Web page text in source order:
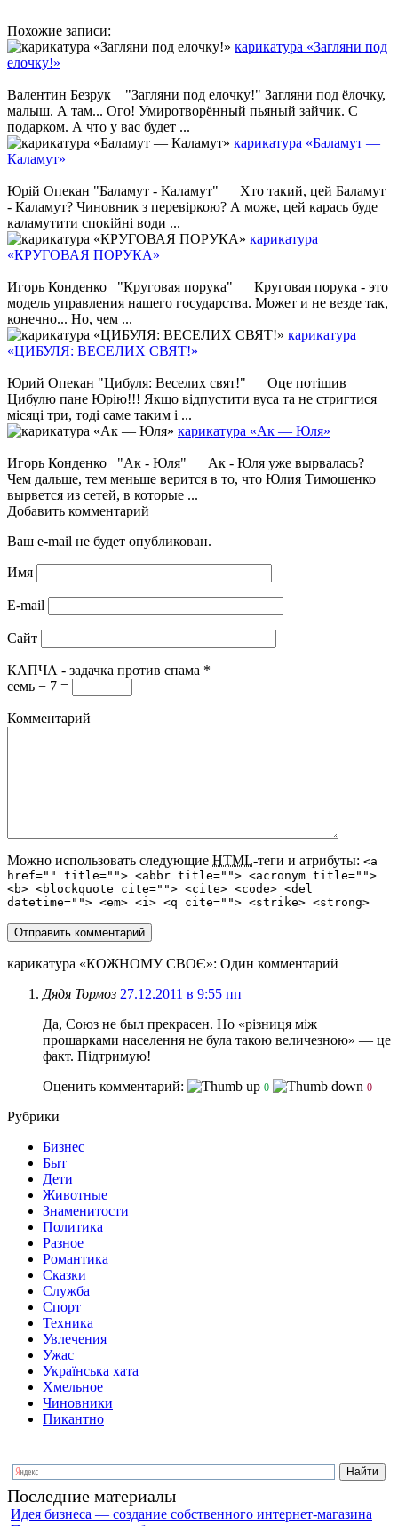
Похожие записи:
карикатура «Загляни под
елочку!»
Валентин Безрук "Загляни под елочку!" Загляни под ёлочку,
малыш. А там... Ого! Умиротворённый пьяный зайчик. С
подарком. А что у вас будет ...
карикатура «Баламут —
Каламут»
Юрій Опекан "Баламут - Каламут" Хто такий, цей Баламут
- Каламут? Чиновник з перевіркою? А може, цей карась буде
каламутити спокійні води ...
карикатура
«КРУГОВАЯ ПОРУКА»
Игорь Конденко "Круговая порука" Круговая порука - это
модель управления нашего государства. Может и не везде так,
конечно... Но, чем ...
карикатура
«ЦИБУЛЯ: ВЕСЕЛИХ СВЯТ!»
Юрий Опекан "Цибуля: Веселих свят!" Оце потішив
Цибулю пане Юрію!!! Якщо відпустити вуса та не стригтися
місяці три, тоді саме таким і ...
карикатура «Ак — Юля»
Игорь Конденко "Ак - Юля" Ак - Юля уже вырвалась?
Чем дальше, тем меньше верится в то, что Юлия Тимошенко
вырвется из сетей, в которые ...
Добавить комментарий
Ваш e-mail не будет опубликован.
Имя
E-mail
Сайт
КАПЧА - задачка против спама *
семь − 7 =
Комментарий
Можно использовать следующие HTML-теги и атрибуты: <a
href="" title=""> <abbr title=""> <acronym title="">
<b> <blockquote cite=""> <cite> <code> <del
datetime=""> <em> <i> <q cite=""> <strike> <strong>
карикатура «КОЖНОМУ СВОЄ»: Один комментарий
Дядя Тормоз 27.12.2011 в 9:55 пп
Да, Союз не был прекрасен. Но «різниця між
прошарками населення не була такою величезною» — це
факт. Підтримую!
Оценить комментарий:
0 0
Рубрики
Бизнес
Быт
Дети
Животные
Знаменитости
Политика
Разное
Романтика
Сказки
Служба
Спорт
Техника
Увлечения
Ужас
Українська хата
Хмельное
Чиновники
Пикантно
Последние материалы
Идея бизнеса — создание собственного интернет-магазина